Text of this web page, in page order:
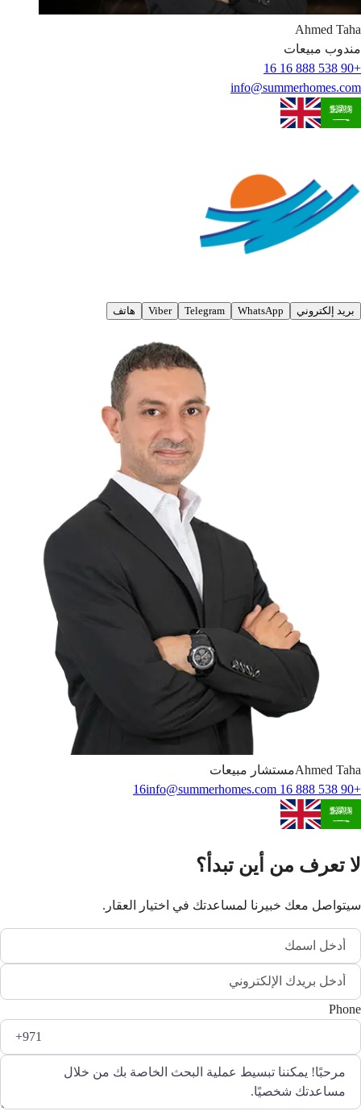
Ahmed Taha
مندوب مبيعات
+90 538 888 16 16
info@summerhomes.com
بريد إلكتروني WhatsApp
Telegram
Viber هاتف
Ahmed Taha
مستشار مبيعات
+90 538 888 16 16
info@summerhomes.com
لا تعرف من أين تبدأ؟
سيتواصل معك خبيرنا لمساعدتك في اختيار العقار.
Phone